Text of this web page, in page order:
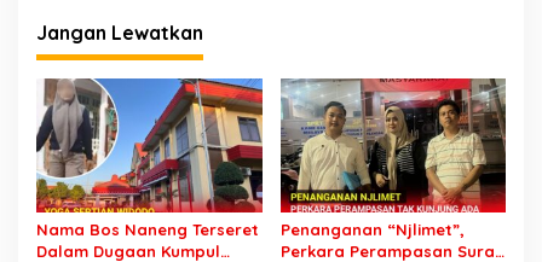
a
s
i
p
o
s
Jangan Lewatkan
Nama Bos Naneng Terseret
Dalam Dugaan Kumpul
Penanganan “Njlimet”,
Perkara Perampasan Surat